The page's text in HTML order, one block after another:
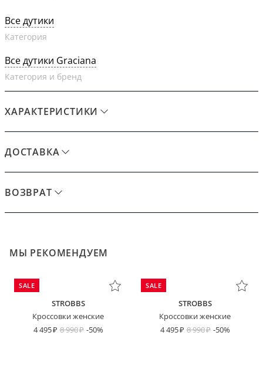
Все дутики
Категория
Все дутики Graciana
Категория и бренд
ХАРАКТЕРИСТИКИ
ДОСТАВКА
ВОЗВРАТ
МЫ РЕКОМЕНДУЕМ
SALE
STROBBS
Кроссовки женские
4 495
8 990 -50%
SALE
STROBBS
Кроссовки женские
4 495
8 990 -50%